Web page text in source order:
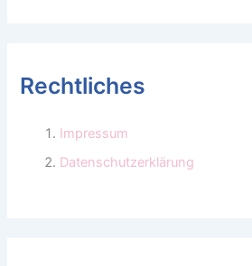
Rechtliches
Impressum
Datenschutzerklärung